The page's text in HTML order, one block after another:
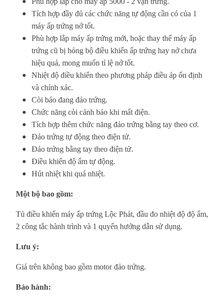
Tích hợp đầy đủ các chức năng tự động cần có của 1
máy ấp trứng nở tốt.
Phù hợp lắp máy ấp trứng mới, hoặc thay thế máy ấp
trứng cũ bị hỏng bộ điều khiển ấp trứng hay nở chưa
hiệu quả, mong muốn tỉ lệ nở tốt.
Nhiệt độ điều khiển theo phương pháp điều áp ổn định
và chính xác.
Còi báo đang đảo trứng.
Chức năng còi cảnh báo khi mất điện.
Tích hợp thêm chức năng đảo trứng bằng tay theo cơ.
Đảo trứng tự động theo điện tử.
Đảo trứng bằng tay theo điện tử.
Điều khiển độ ẩm tự động.
Hút nhiệt khi quá nhiệt.
Một bộ bao gồm:
Tủ điều khiển máy ấp trứng Lộc Phát, đầu đo nhiệt độ độ ẩm,
2 công tắc hành trình và 1 quyển hướng dẫn sử dụng.
Lưu ý:
Giá trên không bao gồm motor đảo trứng.
Bảo hành: